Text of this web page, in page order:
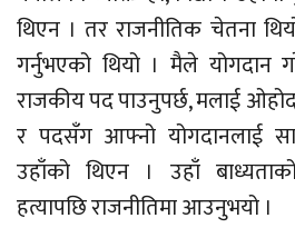
थिएन । तर राजनीतिक चेतना
गर्नुभएको थियो । मैले
राजकीय पद पाउनुपर्छ, मलाई
र पदसँग आफ्नो योगदानलाई
उहाँको थिएन । उहाँ
हत्यापछि राजनीतिमा आउनुभयो ।